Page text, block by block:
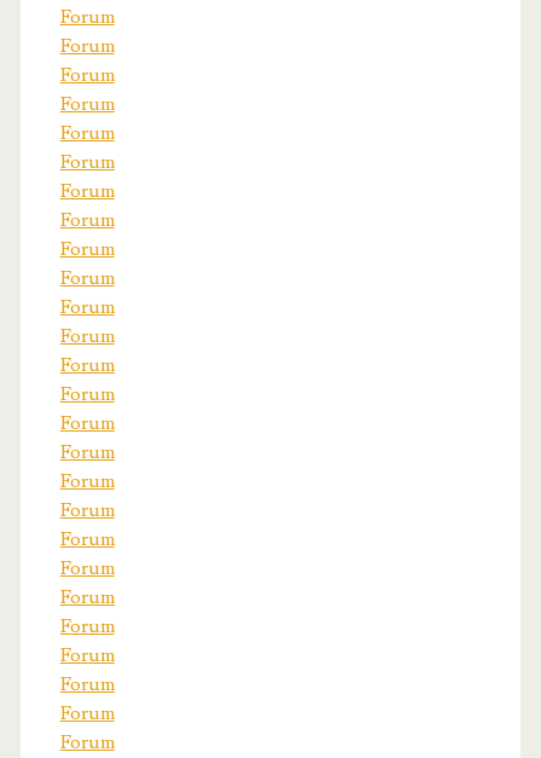
Forum
Forum
Forum
Forum
Forum
Forum
Forum
Forum
Forum
Forum
Forum
Forum
Forum
Forum
Forum
Forum
Forum
Forum
Forum
Forum
Forum
Forum
Forum
Forum
Forum
Forum